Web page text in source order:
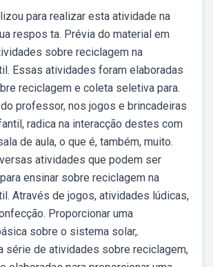
para realizar esta atividade na
respos ta. Prévia do material em
sobre reciclagem na
Essas atividades foram elaboradas
reciclagem e coleta seletiva para.
professor, nos jogos e brincadeiras
radica na interacção destes com
de aula, o que é, também, muito.
atividades que podem ser
ensinar sobre reciclagem na
Através de jogos, atividades lúdicas,
Proporcionar uma
sobre o sistema solar,.
série de atividades sobre reciclagem,